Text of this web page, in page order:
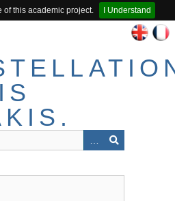
of this academic project.
I Understand